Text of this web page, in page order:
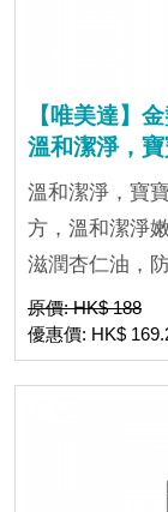
【唯美達】
溫和潔淨，
溫和潔淨，寶
方，溫和潔淨
滋潤杏仁油，
原價: HK$ 188
優惠價: HK$